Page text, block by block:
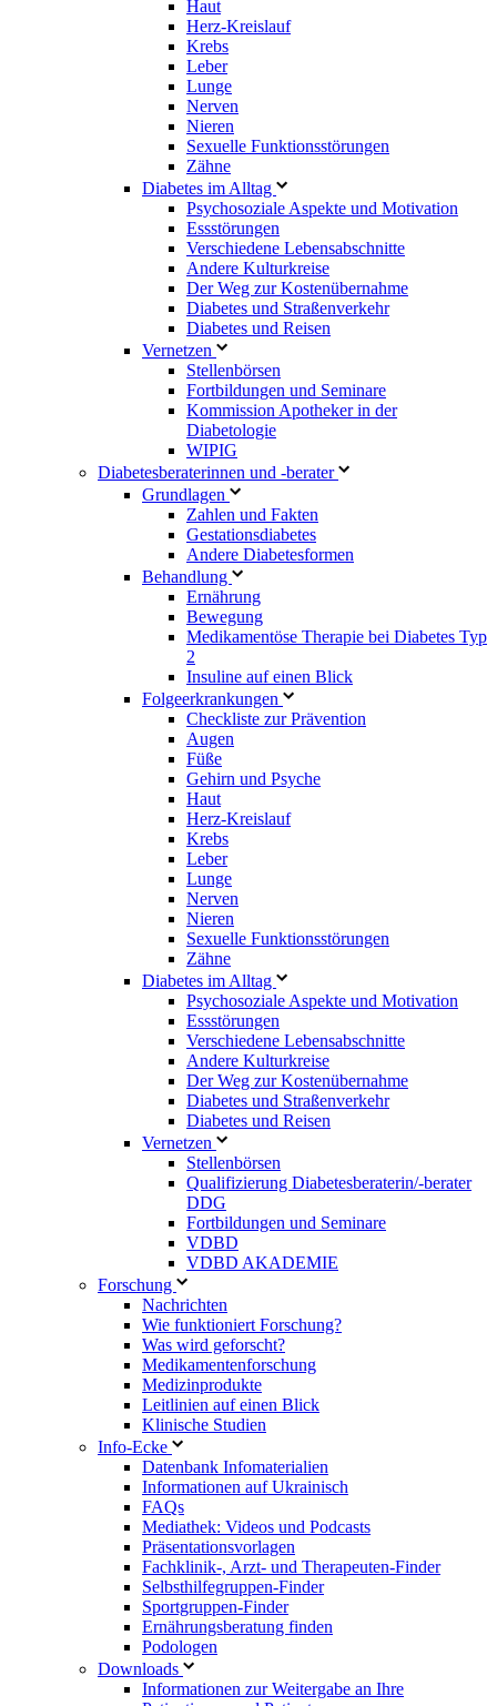
Haut
Herz-Kreislauf
Krebs
Leber
Lunge
Nerven
Nieren
Sexuelle Funktionsstörungen
Zähne
Diabetes im Alltag
Psychosoziale Aspekte und Motivation
Essstörungen
Verschiedene Lebensabschnitte
Andere Kulturkreise
Der Weg zur Kostenübernahme
Diabetes und Straßenverkehr
Diabetes und Reisen
Vernetzen
Stellenbörsen
Fortbildungen und Seminare
Kommission Apotheker in der
Diabetologie
WIPIG
Diabetesberaterinnen und -berater
Grundlagen
Zahlen und Fakten
Gestationsdiabetes
Andere Diabetesformen
Behandlung
Ernährung
Bewegung
Medikamentöse Therapie bei Diabetes Typ
2
Insuline auf einen Blick
Folgeerkrankungen
Checkliste zur Prävention
Augen
Füße
Gehirn und Psyche
Haut
Herz-Kreislauf
Krebs
Leber
Lunge
Nerven
Nieren
Sexuelle Funktionsstörungen
Zähne
Diabetes im Alltag
Psychosoziale Aspekte und Motivation
Essstörungen
Verschiedene Lebensabschnitte
Andere Kulturkreise
Der Weg zur Kostenübernahme
Diabetes und Straßenverkehr
Diabetes und Reisen
Vernetzen
Stellenbörsen
Qualifizierung Diabetesberaterin/­-berater
DDG
Fortbildungen und Seminare
VDBD
VDBD AKADEMIE
Forschung
Nachrichten
Wie funktioniert Forschung?
Was wird geforscht?
Medikamentenforschung
Medizinprodukte
Leitlinien auf einen Blick
Klinische Studien
Info-Ecke
Datenbank Infomaterialien
Informationen auf Ukrainisch
FAQs
Mediathek: Videos und Podcasts
Präsentationsvorlagen
Fachklinik-, Arzt- und Therapeuten-Finder
Selbsthilfegruppen-Finder
Sportgruppen-Finder
Ernährungsberatung finden
Podologen
Downloads
Informationen zur Weitergabe an Ihre